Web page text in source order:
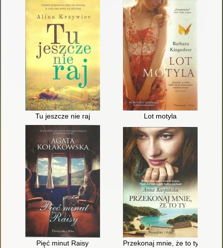
Tu jeszcze nie raj Lot motyla
Pięć minut Raisy Przekonaj mnie, że to ty